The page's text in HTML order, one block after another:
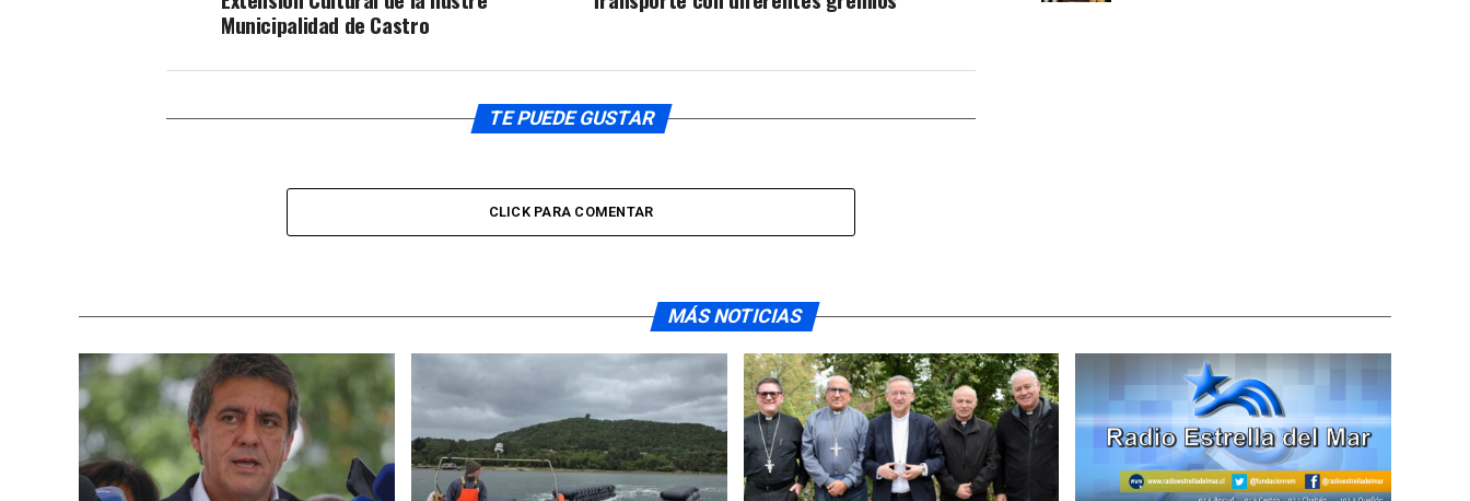
Municipalidad de Castro
TE PUEDE GUSTAR
CLICK PARA COMENTAR
MÁS NOTICIAS